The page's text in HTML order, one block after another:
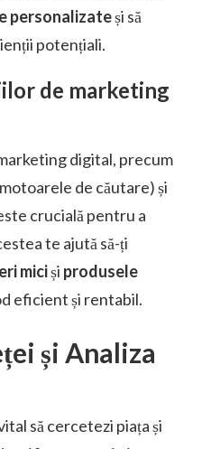
personalizateși să
potențiali.
de marketing
digital, precum
de căutare) și
crucială pentru a
te ajută să-ți
miciși produsele
eficient și rentabil.
și Analiza
să cercetezi piața și